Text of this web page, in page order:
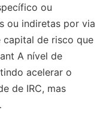
ou
ou indiretas por via
capital de risco que
A nível de
acelerar o
de IRC, mas